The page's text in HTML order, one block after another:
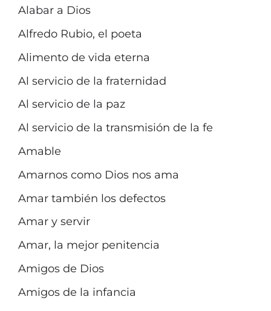
Alabar a Dios
Alfredo Rubio, el poeta
Alimento de vida eterna
Al servicio de la fraternidad
Al servicio de la paz
Al servicio de la transmisión de la fe
Amable
Amarnos como Dios nos ama
Amar también los defectos
Amar y servir
Amar, la mejor penitencia
Amigos de Dios
Amigos de la infancia